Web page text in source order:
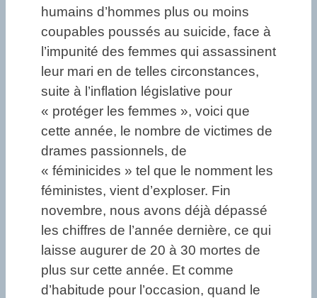
humains d’hommes plus ou moins
coupables poussés au suicide, face à
l’impunité des femmes qui assassinent
leur mari en de telles circonstances,
suite à l’inflation législative pour
« protéger les femmes », voici que
cette année, le nombre de victimes de
drames passionnels, de
« féminicides » tel que le nomment les
féministes, vient d’exploser. Fin
novembre, nous avons déjà dépassé
les chiffres de l’année dernière, ce qui
laisse augurer de 20 à 30 mortes de
plus sur cette année. Et comme
d’habitude pour l’occasion, quand le